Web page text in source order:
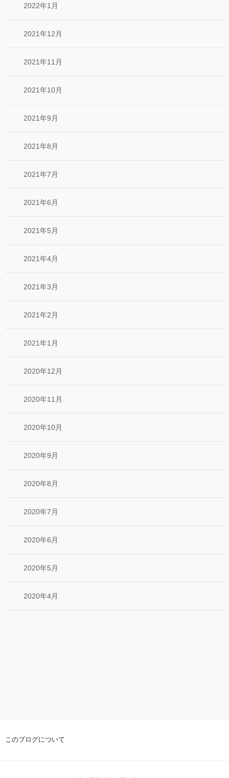
2022年1月
2021年12月
2021年11月
2021年10月
2021年9月
2021年8月
2021年7月
2021年6月
2021年5月
2021年4月
2021年3月
2021年2月
2021年1月
2020年12月
2020年11月
2020年10月
2020年9月
2020年8月
2020年7月
2020年6月
2020年5月
2020年4月
このブログについて